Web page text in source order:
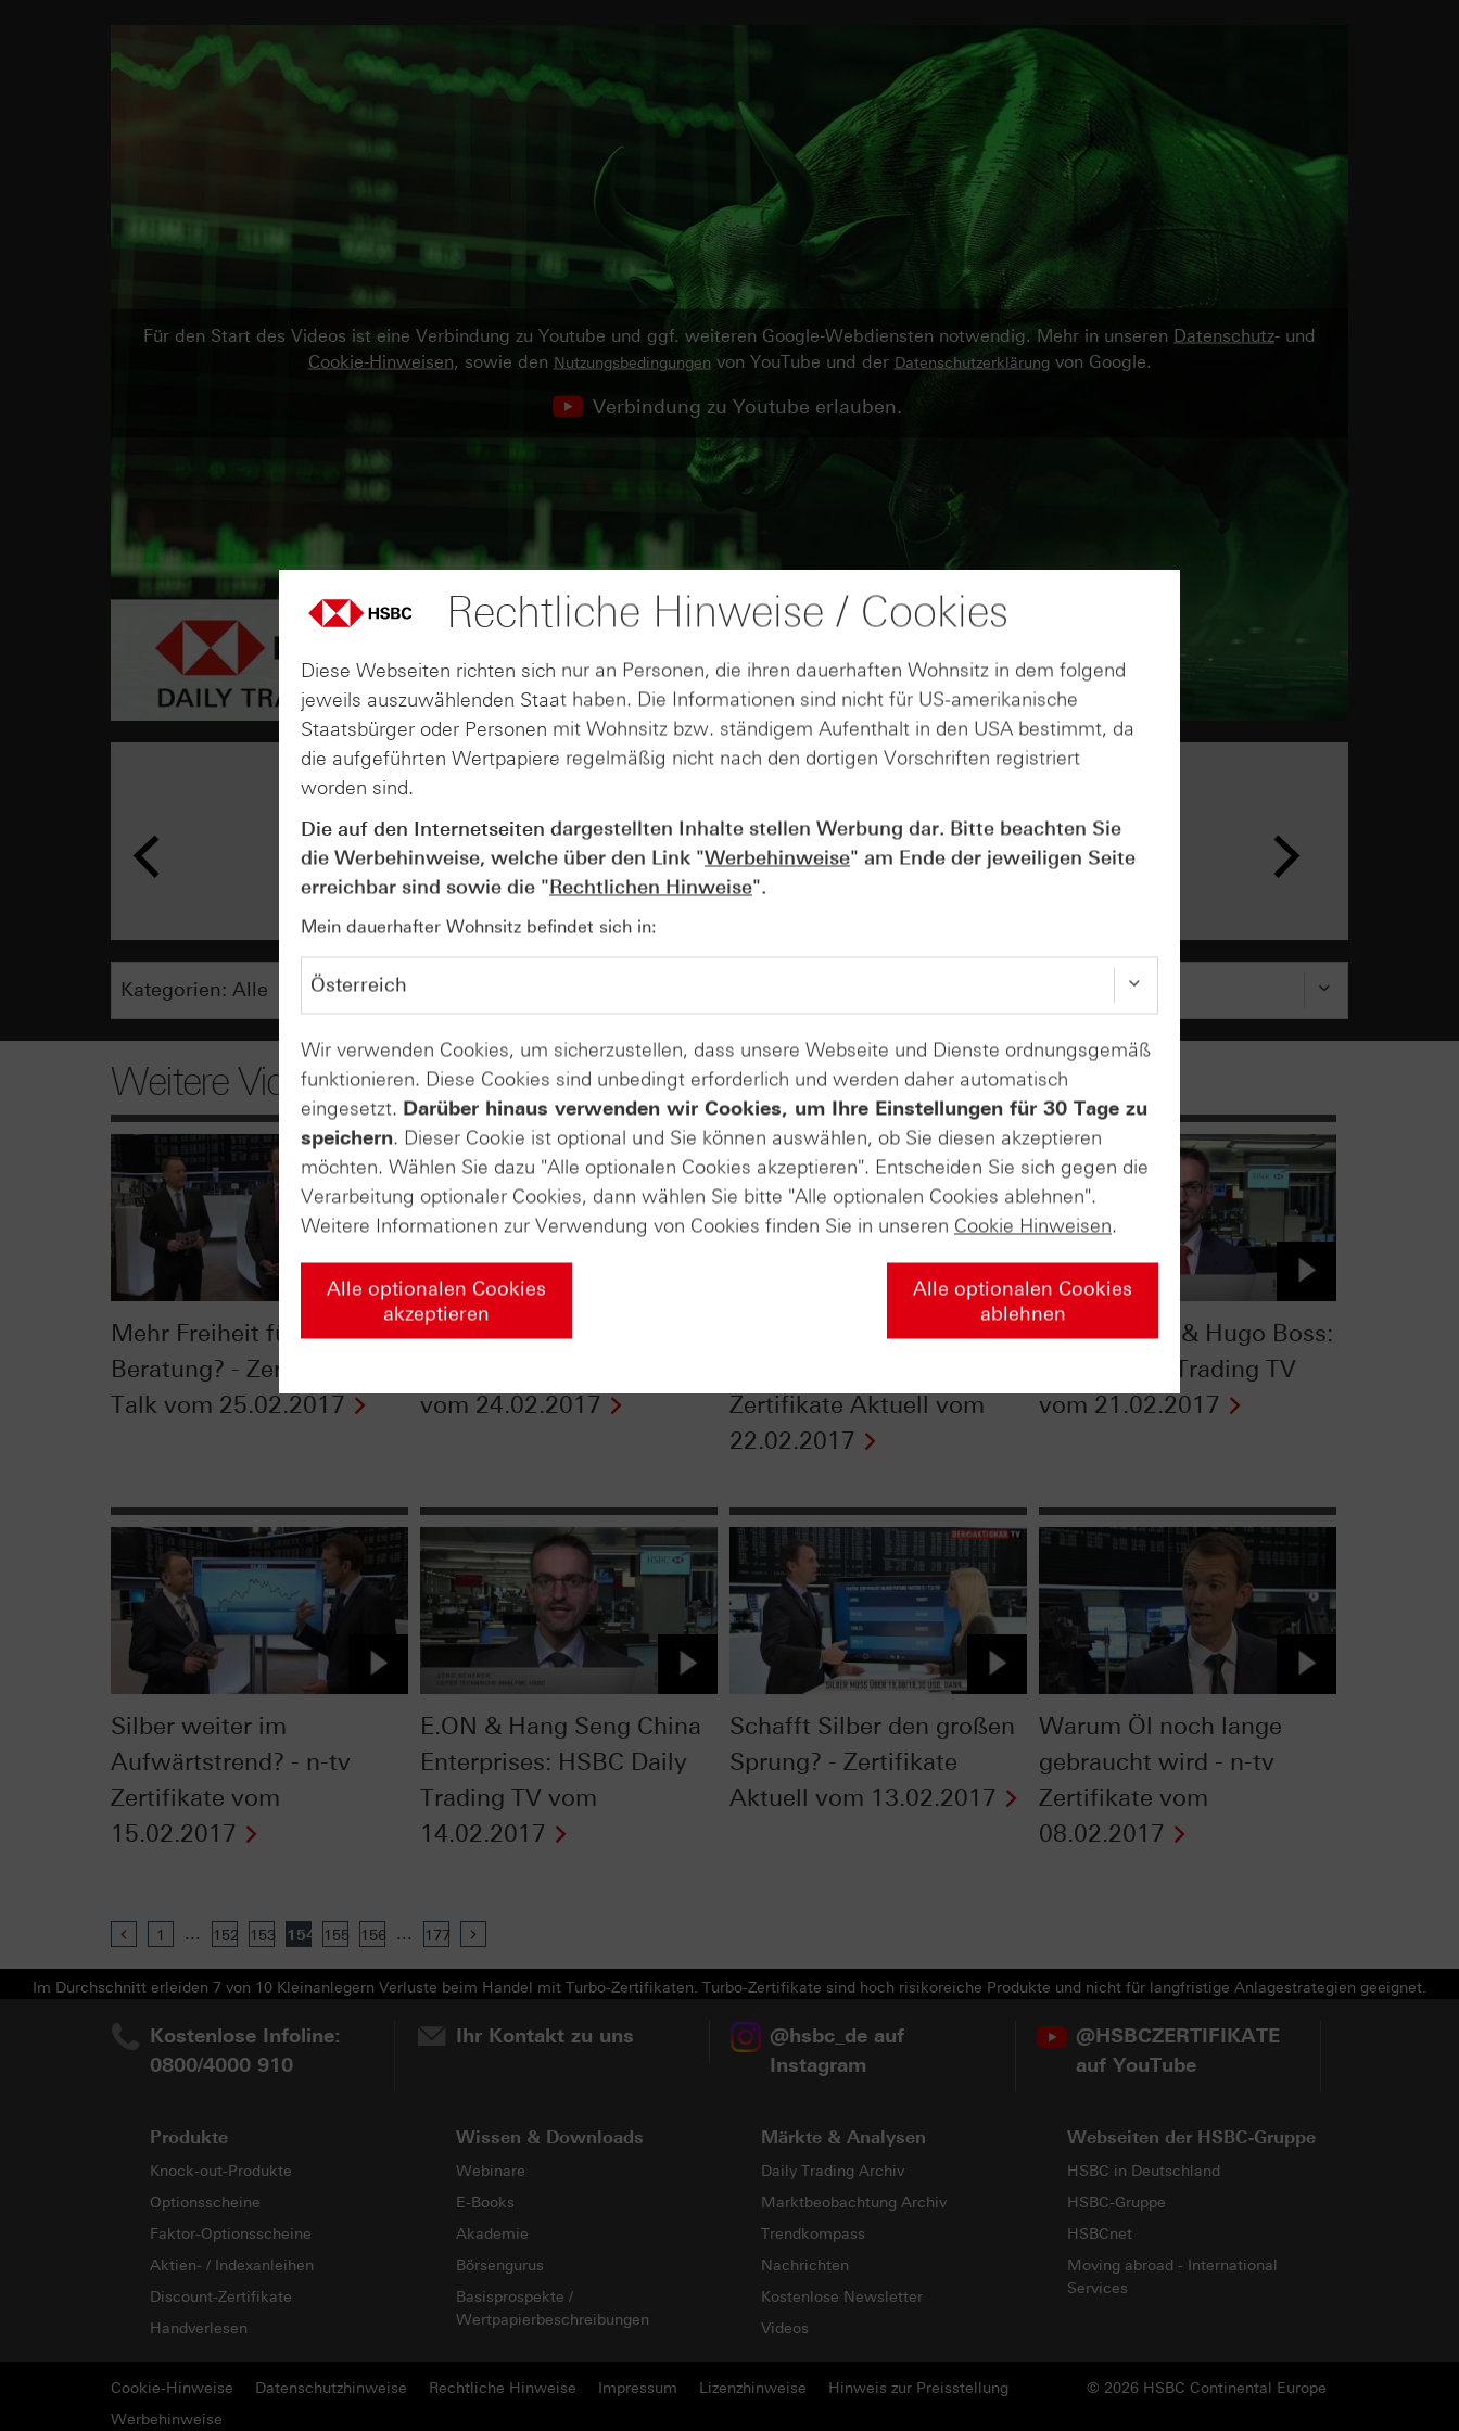
Für den Start des Videos ist eine Verbindung zu Youtube und ggf. weiteren Google-Webdiensten notwendig. Mehr in unseren Datenschutz- und
Cookie-Hinweisen, sowie den Nutzungsbedingungen von YouTube und der Datenschutzerklärungvon Google.
Verbindung zu Youtube erlauben.
04
Der Blick ins Kleingedruckte: Kosten &
Kündigungen bei Derivaten - Webinar
vom 04.08.2026
Weitere Videos
Mehr Freiheit für die
Beratung? - Zertifikate
Talk vom 25.02.2017
Beim Goldpreis den Turbo
vom 24.02.2017
Gold aktuell: Luft raus
Zertifikate Aktuell vom
22.02.2017
MSCI World & Hugo Boss:
HSBC Daily Trading TV
vom 21.02.2017
Silber weiter im
Aufwärtstrend? - n-tv
Zertifikate vom
15.02.2017
E.ON & Hang Seng China
Enterprises: HSBC Daily
Trading TV vom
14.02.2017
Schafft Silber den großen
Sprung? - Zertifikate
Aktuell vom 13.02.2017
Warum Öl noch lange
gebraucht wird - n-tv
Zertifikate vom
08.02.2017
Previous
1 ... 152 153 154 155 156 ... 177
Im Durchschnitt erleiden 7 von 10 Kleinanlegern Verluste beim Handel mit Turbo-Zertifikaten. Turbo-Zertifikate sind hoch risikoreiche Produkte und nicht für langfristige Anlagestrategien geeignet.
Kostenlose Infoline:
0800/4000 910
Ihr Kontakt zu uns
@hsbc_de auf
Instagram
@HSBCZERTIFIKATE
auf YouTube
Produkte
Knock-out-Produkte
Optionsscheine
Faktor-Optionsscheine
Aktien- / Indexanleihen
Discount-Zertifikate
Handverlesen
Wissen & Downloads
Webinare
E-Books
Akademie
Börsengurus
Basisprospekte /
Wertpapierbeschreibungen
Märkte & Analysen
Daily Trading Archiv
Marktbeobachtung Archiv
Trendkompass
Nachrichten
Kostenlose Newsletter
Videos
Webseiten der HSBC-Gruppe
HSBC in Deutschland
HSBC-Gruppe
HSBCnet
Moving abroad - International
Services
Cookie-Hinweise Datenschutzhinweise Rechtliche Hinweise Impressum Lizenzhinweise © 2026 HSBC Continental Europe
Hinweis zur Preisstellung
Werbehinweise
Rechtliche Hinweise / Cookies
Diese Webseiten richten sich nur an Personen, die ihren dauerhaften Wohnsitz in dem folgend
jeweils auszuwählenden Staat haben. Die Informationen sind nicht für US-amerikanische
Staatsbürger oder Personen mit Wohnsitz bzw. ständigem Aufenthalt in den USA bestimmt, da
die aufgeführten Wertpapiere regelmäßig nicht nach den dortigen Vorschriften registriert
worden sind.
Die auf den Internetseiten dargestellten Inhalte stellen Werbung dar. Bitte beachten Sie
die Werbehinweise, welche über den Link "Werbehinweise" am Ende der jeweiligen Seite
erreichbar sind sowie die "Rechtlichen Hinweise".
Mein dauerhafter Wohnsitz befindet sich in:
Wir verwenden Cookies, um sicherzustellen, dass unsere Webseite und Dienste ordnungsgemäß
funktionieren. Diese Cookies sind unbedingt erforderlich und werden daher automatisch
eingesetzt. Darüber hinaus verwenden wir Cookies, um Ihre Einstellungen für 30 Tage zu
speichern. Dieser Cookie ist optional und Sie können auswählen, ob Sie diesen akzeptieren
möchten. Wählen Sie dazu "Alle optionalen Cookies akzeptieren". Entscheiden Sie sich gegen die
Verarbeitung optionaler Cookies, dann wählen Sie bitte "Alle optionalen Cookies ablehnen".
Weitere Informationen zur Verwendung von Cookies finden Sie in unseren Cookie Hinweisen.
Alle optionalen Cookies
akzeptieren
Alle optionalen Cookies
ablehnen